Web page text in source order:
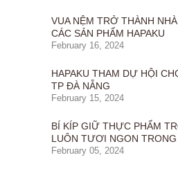
VUA NỆM TRỞ THÀNH
CÁC SẢN PHẨM HAPAKU
February 16, 2024
HAPAKU THAM DỰ HỘI
TP ĐÀ NẴNG
February 15, 2024
BÍ KÍP GIỮ THỰC PHẨM
LUÔN TƯƠI NGON
February 05, 2024